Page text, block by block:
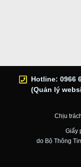
Hotline: 0966
(Quản lý
Chịu
Giấy
do Bộ Thông